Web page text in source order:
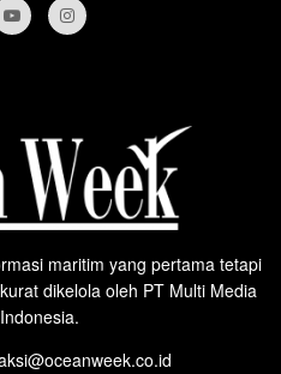
maritim yang pertama tetapi
dikelola oleh PT Multi Media